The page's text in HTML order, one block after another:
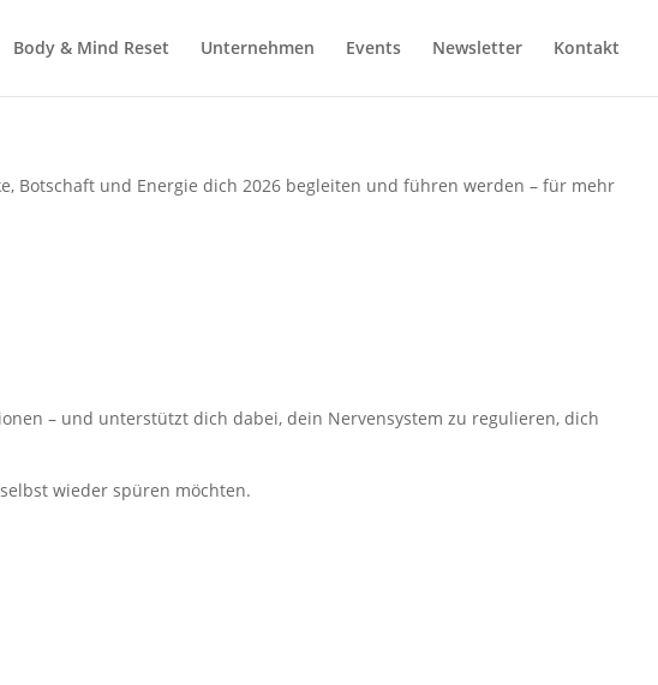
Body & Mind Reset Unternehmen Events Newsletter Kontakt
Botschaft und Energie dich 2026 begleiten und führen werden – für mehr
– und unterstützt dich dabei, dein Nervensystem zu regulieren, dich
wieder spüren möchten.